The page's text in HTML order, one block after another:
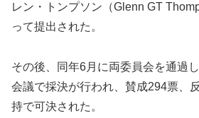
レン・トンプソン（Glenn GT
って提出された。
その後、同年6月に両委員会を通過
会議で採決が行われ、賛成294票、
持で可決された。